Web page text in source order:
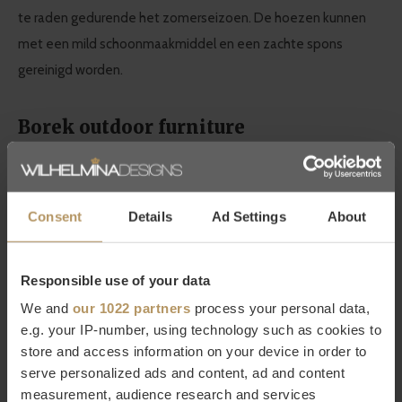
Consent Details Ad Settings About
Responsible use of your data
We and our 1022 partners process your personal data,
e.g. your IP-number, using technology such as cookies to
store and access information on your device in order to
serve personalized ads and content, ad and content
measurement, audience research and services
te raden gedurende het zomerseizoen. De hoezen kunnen
met een mild schoonmaakmiddel en een zachte spons
gereinigd worden.
Borek outdoor furniture
Het Nederlandse topmerk BOREK staat voor het naar buiten
brengen van een moderne en warme woonsfeer. Dit vind je
terug in de gebruikte materialen, het design en bovenal het
comfort. Kortom; met BOREK breng jebinnen naar buitenen
Ga voor een inrichting van de tuin diejouw woonsfeer
uitstraalt, waar je optimaal kunt ontspannen. Kies comfortabel
en duurzaam tuinmeubilair die je het hele jaar buiten kunt
laten staan. Kies daarom voor BOREK.